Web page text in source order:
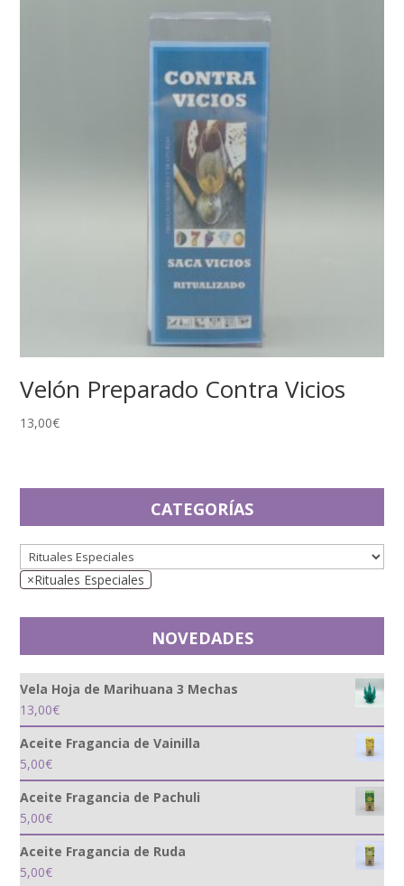
Velón Preparado Contra Vicios
13,00€
CATEGORÍAS
×Rituales Especiales
NOVEDADES
Vela Hoja de Marihuana 3 Mechas
13,00€
Aceite Fragancia de Vainilla
5,00€
Aceite Fragancia de Pachuli
5,00€
Aceite Fragancia de Ruda
5,00€